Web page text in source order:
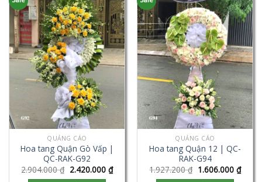
QUẢNG CÁO
Hoa tang Quận Gò Vấp |
QC-RAK-G92
2.904.000₫ 2.420.000 ₫
QUẢNG CÁO
Hoa tang Quận 12 | QC-
RAK-G94
1.927.200₫ 1.606.000 ₫